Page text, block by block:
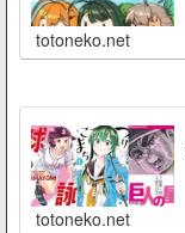
totoneko.net
totoneko.net